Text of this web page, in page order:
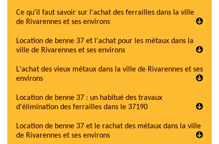
Ce qu'il faut savoir sur l'achat des ferrailles dans la ville
de Rivarennes et ses environs
Location de benne 37 et l'achat pour les métaux dans la
ville de Rivarennes et ses environs
L'achat des vieux métaux dans la ville de Rivarennes et ses
environs
Location de benne 37 : un habitué des travaux
d'élimination des ferrailles dans le 37190
Location de benne 37 et le rachat des métaux dans la ville
de Rivarennes et ses environs